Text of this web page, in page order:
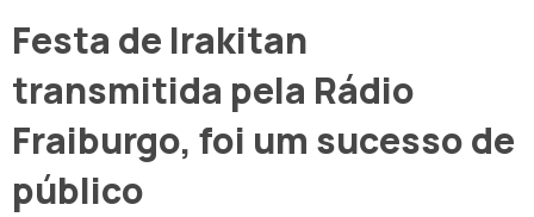
Festa de Irakitan
transmitida pela Rádio
Fraiburgo, foi um sucesso de
público